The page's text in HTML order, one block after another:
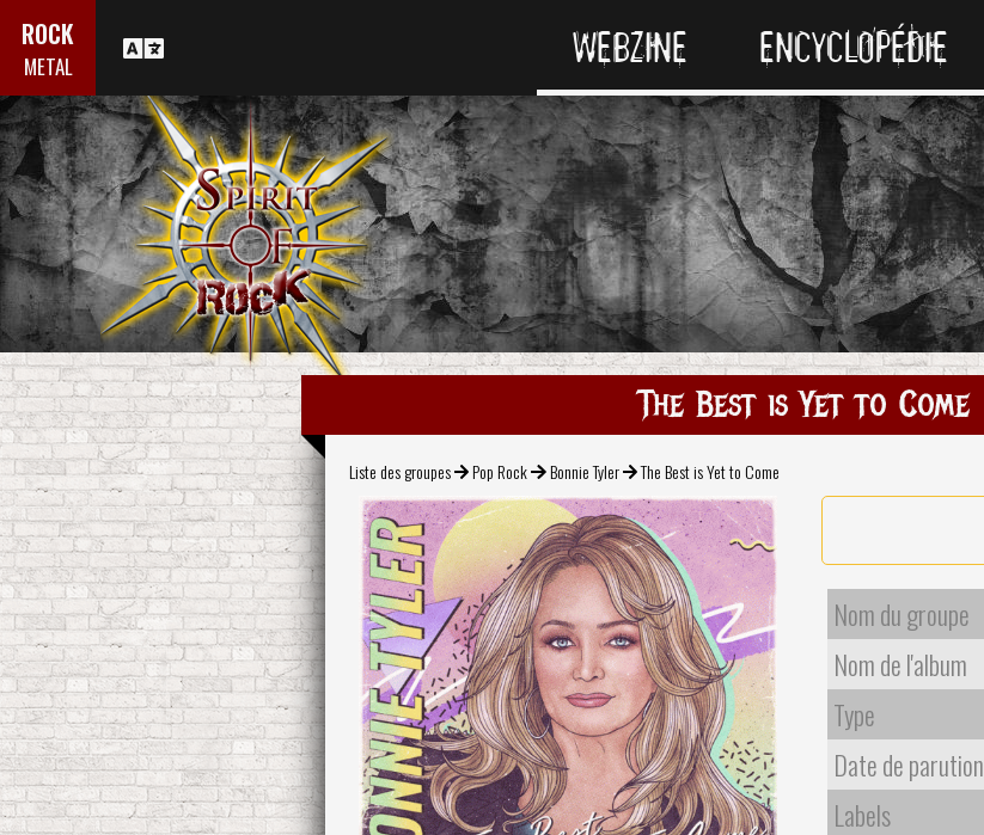
ROCK
METAL WEBZINE ENCYCLOPÉDIE
The Best is Yet to Come
Liste des groupes Pop Rock Bonnie Tyler The Best is Yet to Come
Nom du groupe
Nom de l'album
Type
Date de parution
Labels